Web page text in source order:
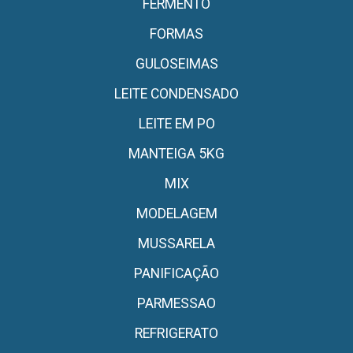
FERMENTO
FORMAS
GULOSEIMAS
LEITE CONDENSADO
LEITE EM PO
MANTEIGA 5KG
MIX
MODELAGEM
MUSSARELA
PANIFICAÇÃO
PARMESSAO
REFRIGERATO